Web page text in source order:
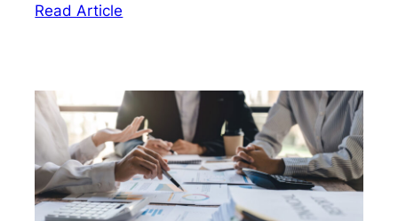
Read Article
o
cash
flow
para
PYMES:
la